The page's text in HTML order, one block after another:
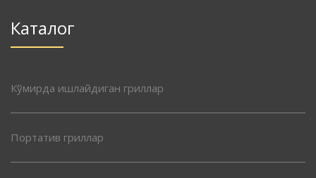
Каталог
Кўмирда ишлайдиган гриллар
Портатив гриллар